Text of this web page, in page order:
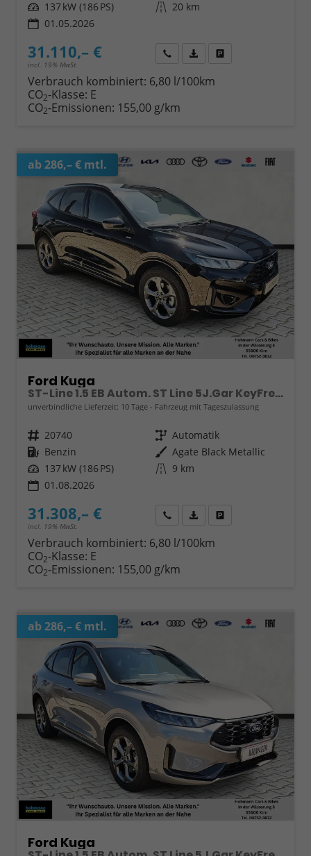
Leistung 137 kW (186 PS) Kilometerstand 20 km
01.05.2026
31.110,– €
incl. 19% MwSt.
Wir rufen Sie anFahrzeugexposé (PDF)
Verbrauch kombiniert: 6,80 l/100km
CO2-Klasse: E
CO2-Emissionen: 155,00 g/km
ab 286,– € mtl.
Ford Kuga
ST-Line 1.5 EB Autom. ST Line 5J.Gar KeyFree Kamera
unverbindliche Lieferzeit: 10 Tage Fahrzeug mit Tageszulassung
Fahrzeugnr. 20740 Getriebe Automatik
Kraftstoff Benzin Außenfarbe Agate Black Metallic
Leistung 137 kW (186 PS) Kilometerstand 9 km
01.08.2026
31.308,– €
incl. 19% MwSt.
Wir rufen Sie anFahrzeugexposé (PDF)
Verbrauch kombiniert: 6,80 l/100km
CO2-Klasse: E
CO2-Emissionen: 155,00 g/km
ab 286,– € mtl.
Ford Kuga